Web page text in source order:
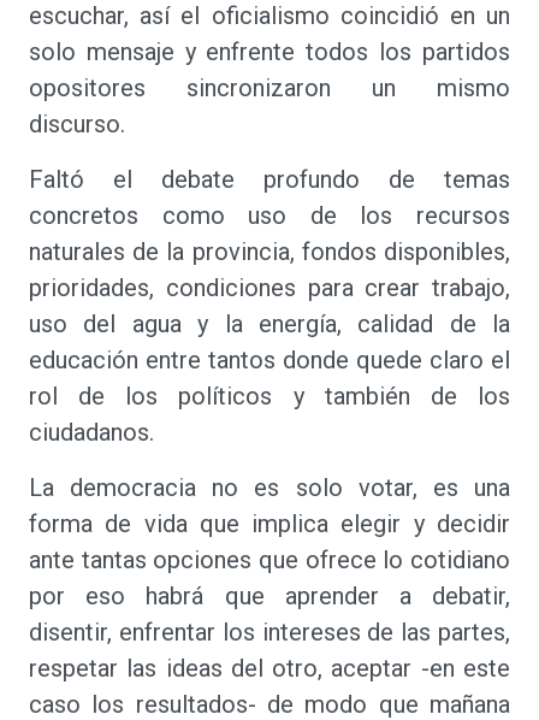
escuchar, así el oficialismo coincidió en un
solo mensaje y enfrente todos los partidos
opositores sincronizaron un mismo
discurso.
Faltó el debate profundo de temas
concretos como uso de los recursos
naturales de la provincia, fondos disponibles,
prioridades, condiciones para crear trabajo,
uso del agua y la energía, calidad de la
educación entre tantos donde quede claro el
rol de los políticos y también de los
ciudadanos.
La democracia no es solo votar, es una
forma de vida que implica elegir y decidir
ante tantas opciones que ofrece lo cotidiano
por eso habrá que aprender a debatir,
disentir, enfrentar los intereses de las partes,
respetar las ideas del otro, aceptar -en este
caso los resultados- de modo que mañana